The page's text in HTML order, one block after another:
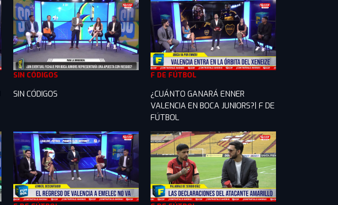
SIN CÓDIGOS
SIN CÓDIGOS
F DE FÚTBOL
¿CUÁNTO GANARÁ ENNER
VALENCIA EN BOCA JUNIORS?| F DE
FÚTBOL